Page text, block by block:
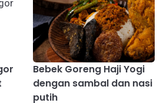
Bebek Goreng Haji Yogi
dengan sambal dan nasi
putih